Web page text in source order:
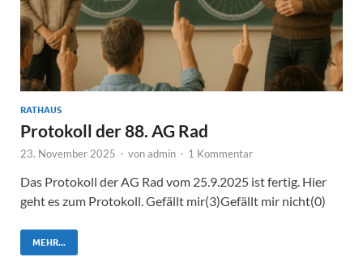
RATHAUS
Protokoll der 88. AG Rad
23. November 2025 - vonadmin - 1 Kommentar
Das Protokoll der AG Rad vom 25.9.2025 ist fertig. Hier
geht es zum Protokoll. Gefällt mir(3)Gefällt mir nicht(0)
MEHR...